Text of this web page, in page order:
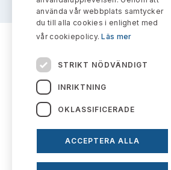
använda vår webbplats samtycker
du till alla cookies i enlighet med
vår cookiepolicy.Läs mer
STRIKT NÖDVÄNDIGT
INRIKTNING
OKLASSIFICERADE
ACCEPTERA ALLA